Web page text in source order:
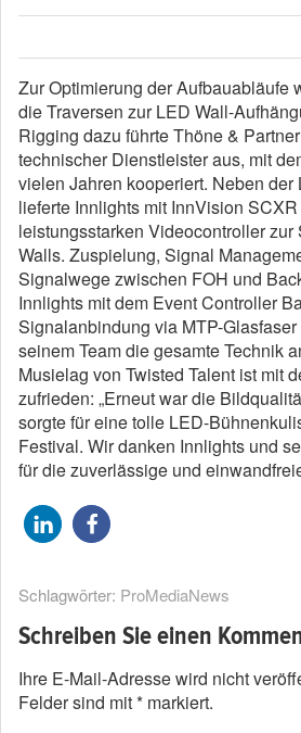
Zur Optimierung der Aufbauabläufe
die Traversen zur LED Wall-
Rigging dazu führte Thöne &
technischer Dienstleister aus, mit
vielen Jahren kooperiert. Neben
lieferte Innlights mit InnVision
leistungsstarken Videocontroller zur
Walls. Zuspielung, Signal
Signalwege zwischen FOH und
Innlights mit dem Event Controller
Signalanbindung via MTP-
seinem Team die gesamte Technik
Musielag von Twisted Talent ist mit
zufrieden: „Erneut war die
sorgte für eine tolle LED-
Festival. Wir danken Innlights und
für die zuverlässige und
Schlagwörter: ProMediaNews
Schreiben Sie einen
Ihre E-Mail-Adresse wird nicht
Felder sind mit* markiert.